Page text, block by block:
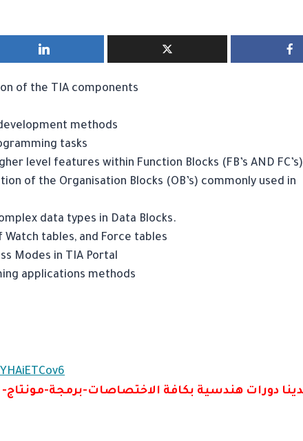
of the TIA components
methods
tasks
level features within Function Blocks (FB’s AND FC’s)
of the Organisation Blocks (OB’s) commonly used in
data types in Data Blocks.
Watch tables, and Force tables
Modes in TIA Portal
applications methods